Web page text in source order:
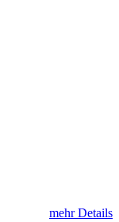
mehr Details